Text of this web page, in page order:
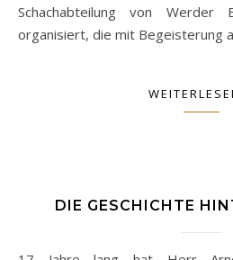
Schachabteilung von Werder
organisiert, die mit Begeisterung
DIE GESCHICHTE